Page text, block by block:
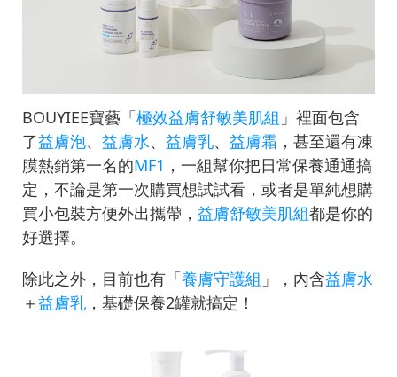
BOUYIEE寶藝「極效益膚舒敏美肌組 」裡面包含
了益膚泡、 益膚水、 益膚乳、 益膚霜 ，甚至還有凍
膜熱銷第一名的MF1 ，一組幫你把日常保養通通搞
定，不論是第一次購買想試試看，或者是單純想購
買小包裝方便外出攜帶， 益膚舒敏美肌組都是你的
好選擇。
除此之外，目前也有「養膚守護組 」，內含益膚水
＋益膚乳 ，基礎保養2罐就搞定！